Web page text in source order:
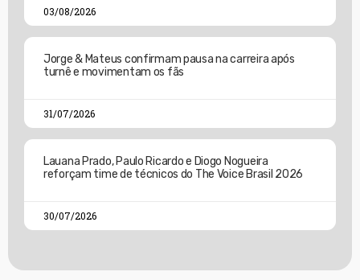
03/08/2026
Jorge & Mateus confirmam pausa na carreira após
turnê e movimentam os fãs
31/07/2026
Lauana Prado, Paulo Ricardo e Diogo Nogueira
reforçam time de técnicos do The Voice Brasil 2026
30/07/2026